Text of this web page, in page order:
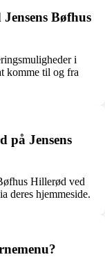
Bøfhus
i
komme til og fra
på Jensens
Hillerød ved
deres hjemmeside.